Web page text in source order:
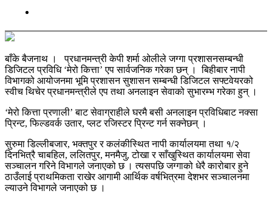
बाँके बैजनाथ । प्रधानमन्त्री केपी शर्मा ओलीले जग्गा प्रशासनसम्बन्धी
डिजिटल प्रविधि ‘मेरो कित्ता’ एप सार्वजनिक गरेका छन् । बिहीबार नापी
विभागको आयोजनमा भूमि प्रशासन सुशासन सम्बन्धी डिजिटल सफ्टवेयरको
स्वीच थिचेर प्रधानमन्त्रीले एप तथा अनलाइन सेवाको सुभारम्भ गरेका हुन् ।
‘मेरो कित्ता प्रणाली’ बाट सेवाग्राहीले घरमै बसी अनलाइन प्रविधिबाट नक्सा
प्रिन्ट, फिल्डवर्क उतार, प्लट रजिस्टर प्रिन्ट गर्न सक्नेछन् ।
सुरुमा डिल्लीबजार, भक्तपुर र कलंकीस्थित नापी कार्यालयमा तथा १/२
दिनभित्रै चाबहिल, ललितपुर, मनमैजु, टोखा र साँखुस्थित कार्यालयमा सेवा
सञ्चालन गरिने विभागले जनाएको छ । त्यसपछि जग्गाको धेरै कारोबार हुने
ठाउँलाई प्राथमिकता राखेर आगामी आर्थिक वर्षभित्रमा देशभर सञ्चालनमा
ल्याउने विभागले जनाएको छ ।